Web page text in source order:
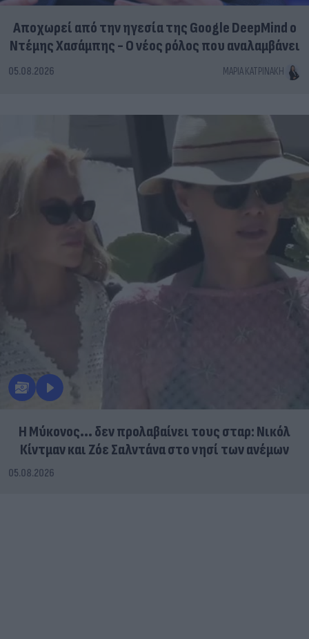
Αποχωρεί από την ηγεσία της Google DeepMind ο
Ντέμης Χασάμπης - Ο νέος ρόλος που αναλαμβάνει
05.08.2026 ΜΑΡΊΑ ΚΑΤΡΙΝΆΚΗ
Η Μύκονος... δεν προλαβαίνει τους σταρ: Νικόλ
Κίντμαν και Ζόε Σαλντάνα στο νησί των ανέμων
05.08.2026